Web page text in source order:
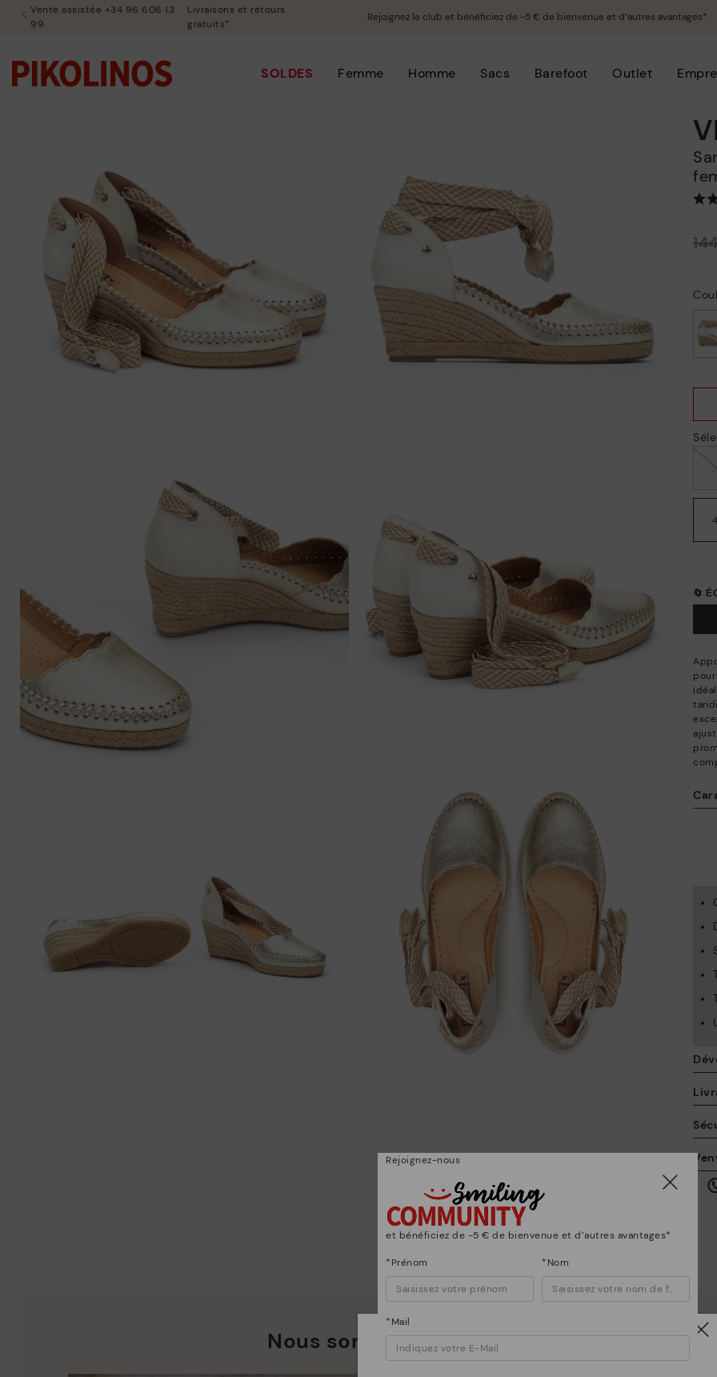
Vente assistée +34 96 606 13
99
Livraisons et retours
gratuits*
Rejoignez le club et bénéficiez de -5 € de bienvenue et d’autres avantages*.
SOLDES Femme Homme Sacs Barefoot Outlet
Sandales à lanières compensées pour
🔄
Nous sommes bien plus que des
Attention !
Rejoignez-nous
et bénéficiez de -5 € de bienvenue et d’autres avantages*
*Prénom *Nom
*Mail